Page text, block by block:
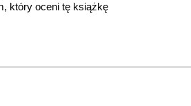
który oceni tę książkę